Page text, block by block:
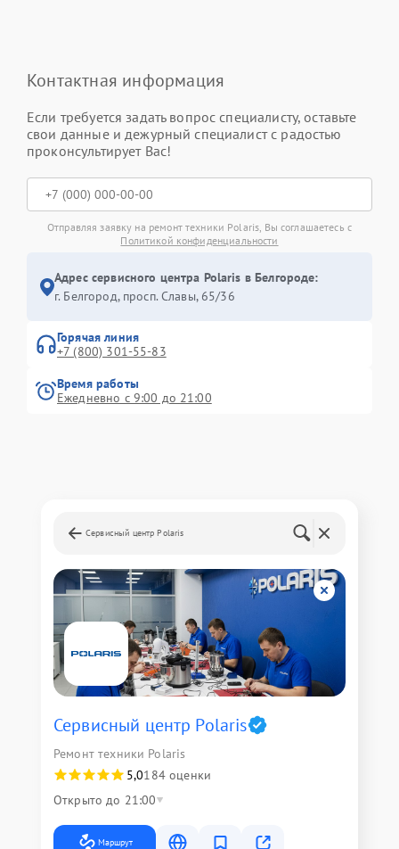
Контактная информация
Если требуется задать вопрос специалисту, оставьте
свои данные и дежурный специалист с радостью
проконсультирует Вас!
Отправляя заявку на ремонт техники Polaris, Вы соглашаетесь с
Политикой конфиденциальности
Адрес сервисного центра Polaris в Белгороде:
г. Белгород, просп. Славы, 65/36
Горячая линия
+7 (800) 301-55-83
Время работы
Ежедневно с 9:00 до 21:00
Сервисный центр Polaris
Сервисный центр Polaris
Ремонт техники Polaris
5,0184 оценки
Открыто до 21:00
Маршрут